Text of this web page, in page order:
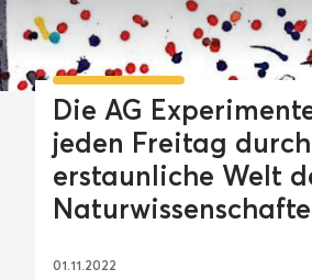
Die AG
jeden Freitag
erstaunliche Welt
01.11.2022